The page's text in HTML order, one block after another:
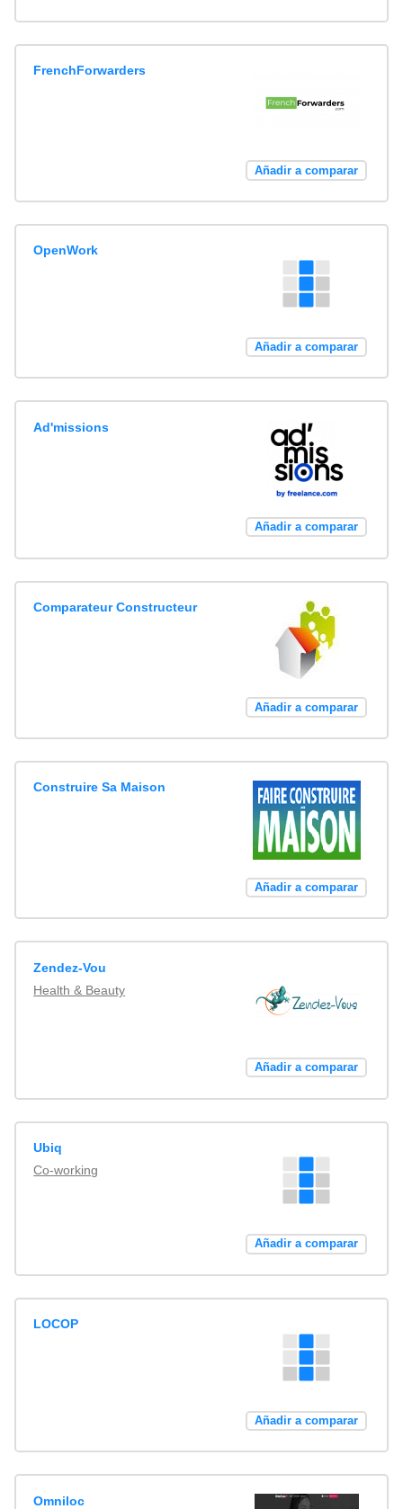
FrenchForwarders
Añadir a comparar
OpenWork
Añadir a comparar
Ad'missions
Añadir a comparar
Comparateur Constructeur
Añadir a comparar
Construire Sa Maison
Añadir a comparar
Zendez-Vou
Health & Beauty
Añadir a comparar
Ubiq
Co-working
Añadir a comparar
LOCOP
Añadir a comparar
Omniloc